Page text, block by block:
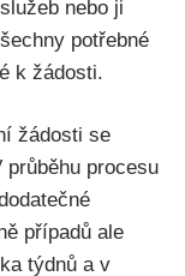
nebo ji
potřebné
k žádosti.
žádosti se
procesu
případů ale
týdnů a v